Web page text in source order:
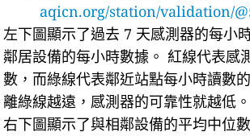
aqicn.org/station/validation/
左下圖顯示了過去 7 天感測器的每小
鄰居設備的每小時數據。 紅線代表感
數，而綠線代表鄰近站點每小時讀數
離綠線越遠，感測器的可靠性就越低。
右下圖顯示了與相鄰設備的平均中位